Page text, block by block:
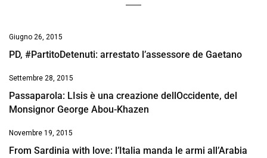
Giugno 26, 2015
PD, #PartitoDetenuti: arrestato l’assessore de Gaetano
Settembre 28, 2015
Passaparola: LIsis è una creazione dellOccidente, del
Monsignor George Abou-Khazen
Novembre 19, 2015
From Sardinia with love: l’Italia manda le armi all’Arabia